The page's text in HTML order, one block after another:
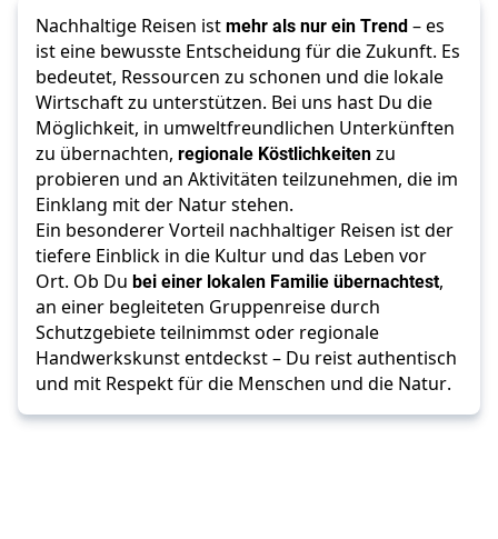
Nachhaltige Reisen ist mehr als nur ein Trend – es
ist eine bewusste Entscheidung für die Zukunft. Es
bedeutet, Ressourcen zu schonen und die lokale
Wirtschaft zu unterstützen. Bei uns hast Du die
Möglichkeit, in umweltfreundlichen Unterkünften
zu übernachten, regionale Köstlichkeiten zu
probieren und an Aktivitäten teilzunehmen, die im
Einklang mit der Natur stehen.
Ein besonderer Vorteil nachhaltiger Reisen ist der
tiefere Einblick in die Kultur und das Leben vor
Ort. Ob Du bei einer lokalen Familie übernachtest,
an einer begleiteten Gruppenreise durch
Schutzgebiete teilnimmst oder regionale
Handwerkskunst entdeckst – Du reist authentisch
und mit Respekt für die Menschen und die Natur.